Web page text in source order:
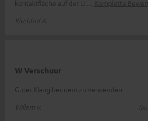
kontaktfläche auf der U
Komplette
Kirchhof A.
W Verschuur
Guter Klang bequem zu verwenden
Willem v.